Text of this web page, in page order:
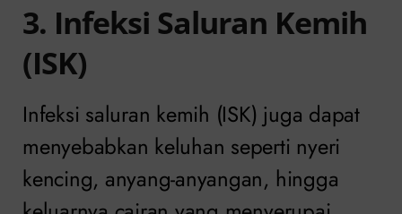
3. Infeksi Saluran Kemih
(ISK)
Infeksi saluran kemih (ISK) juga dapat
menyebabkan keluhan seperti nyeri
kencing, anyang-anyangan, hingga